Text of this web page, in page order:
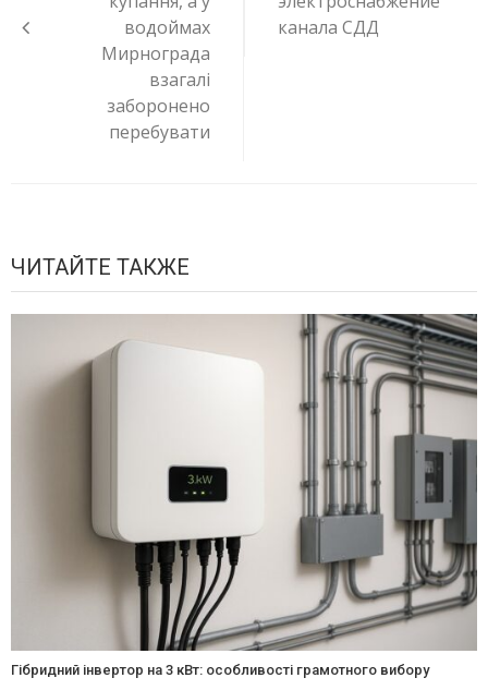
водоймах
Мирнограда
взагалі
заборонено
перебувати
канала СДД
ЧИТАЙТЕ ТАКЖЕ
Гібридний інвертор на 3 кВт: особливості грамотного вибору